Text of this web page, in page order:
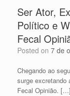
Ser Ator,
Político e
Fecal
Posted on 7 de
Chegando ao
surge excretando
Fecal Opinião. […]